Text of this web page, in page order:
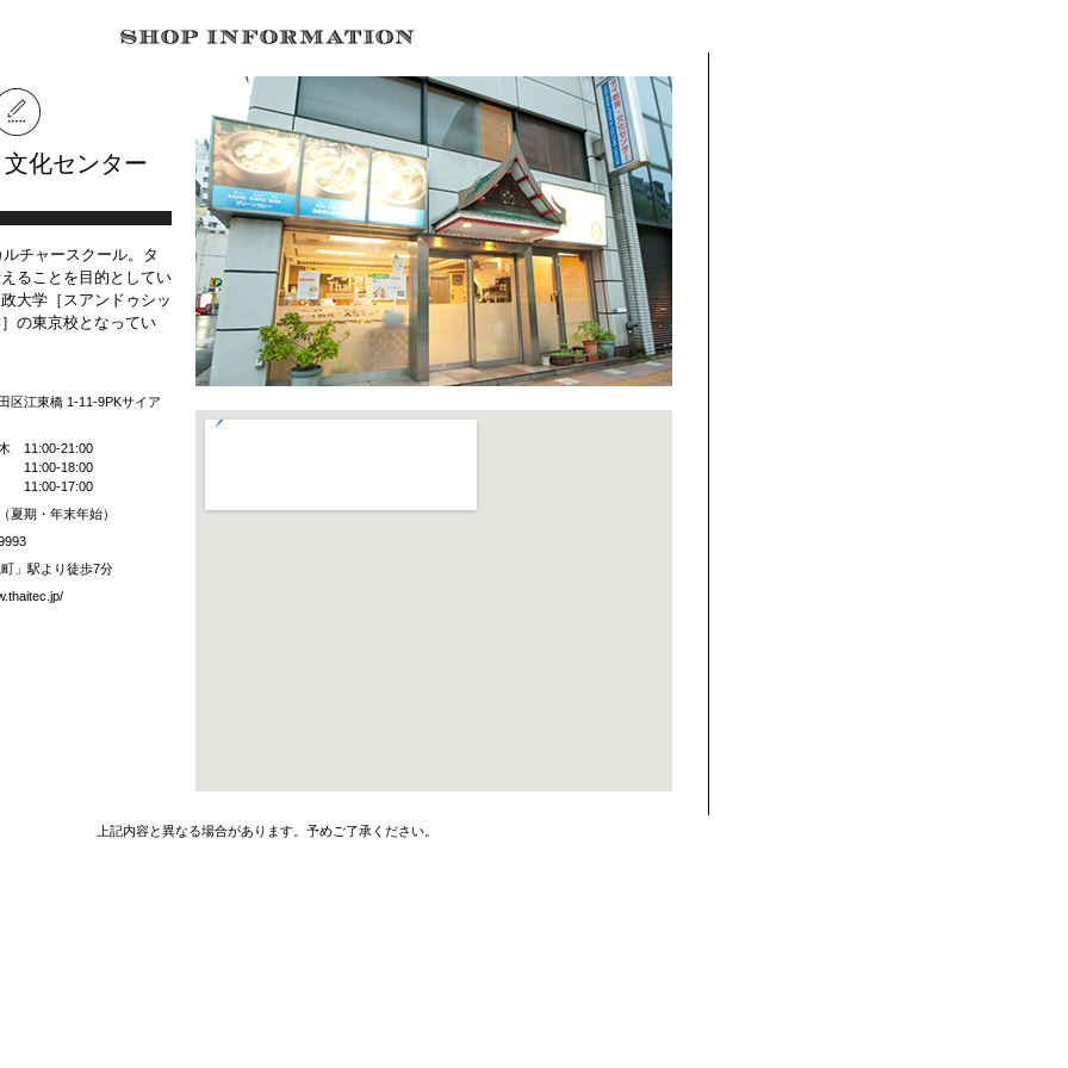
化センター
チャースクール。タ
ることを目的としてい
大学［スアンドゥシッ
の東京校となってい
区江東橋 1-11-9PKサイア
11:00-21:00
18:00
17:00
夏期・年末年始）
」駅より徒歩7分
上記内容と異なる場合があります。予めご了承ください。